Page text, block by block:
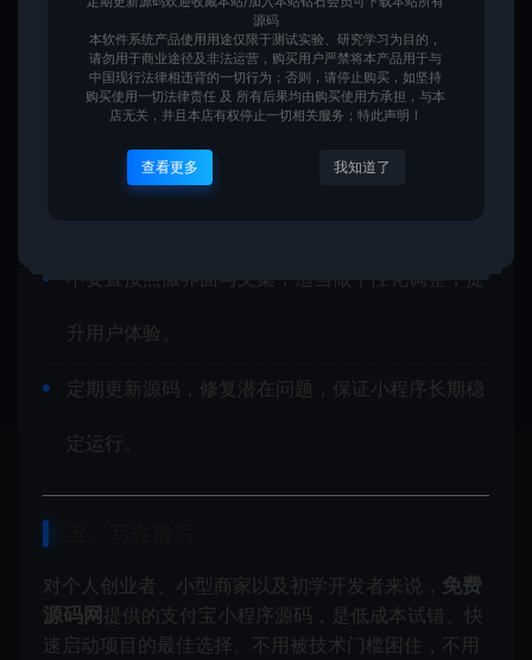
意这几点：
用于商业项目前，检查授权说明，尊重原作者开源
协议。
上线前务必修改接口地址、密钥等信息，避免安全
不要直接照搬界面与文案，适当做个性化调整，提
升用户体验。
定期更新源码，修复潜在问题，保证小程序长期稳
定运行。
对个人创业者、小型商家以及初学开发者来说， 免费
源码网 提供的支付宝小程序源码，是低成本试错、快
速启动项目的最佳选择。不用被技术门槛困住，不用
源码
本软件系统产品使用用途仅限于测试实验、研究学习为目的，
请勿用于商业途径及非法运营，购买用户严禁将本产品用于与
中国现行法律相违背的一切行为；否则，请停止购买，如坚持
购买使用一切法律责任 及 所有后果均由购买使用方承担，与本
店无关，并且本店有权停止一切相关服务；特此声明！
查看更多 我知道了